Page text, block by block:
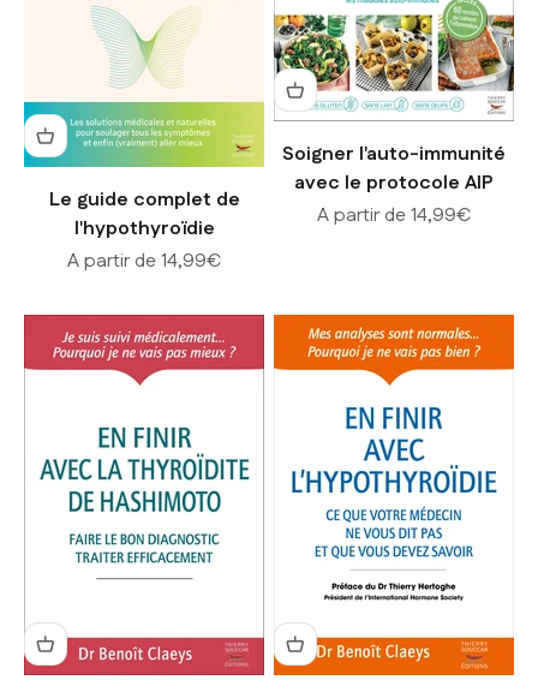
Le guide complet de
l'hypothyroïdie
Prix de vente
A partir de 14,99€
Soigner l'auto-immunité
avec le protocole AIP
Prix de vente
A partir de 14,99€